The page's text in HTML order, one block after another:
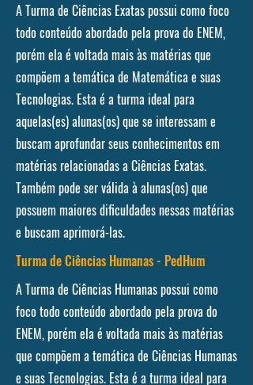
A Turma de Ciências Exatas possui como foco
todo conteúdo abordado pela prova do ENEM,
porém ela é voltada mais às matérias que
compõem a temática de Matemática e suas
Tecnologias. Esta é a turma ideal para
aquelas(es) alunas(os) que se interessam e
buscam aprofundar seus conhecimentos em
matérias relacionadas a Ciências Exatas.
Também pode ser válida à alunas(os) que
possuem maiores dificuldades nessas matérias
e buscam aprimorá-las.
Turma de Ciências Humanas - PedHum
A Turma de Ciências Humanas possui como
foco todo conteúdo abordado pela prova do
ENEM, porém ela é voltada mais às matérias
que compõem a temática de Ciências Humanas
e suas Tecnologias. Esta é a turma ideal para